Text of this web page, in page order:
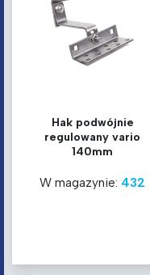
Hak podwójnie
regulowany vario
140mm
W magazynie: 432